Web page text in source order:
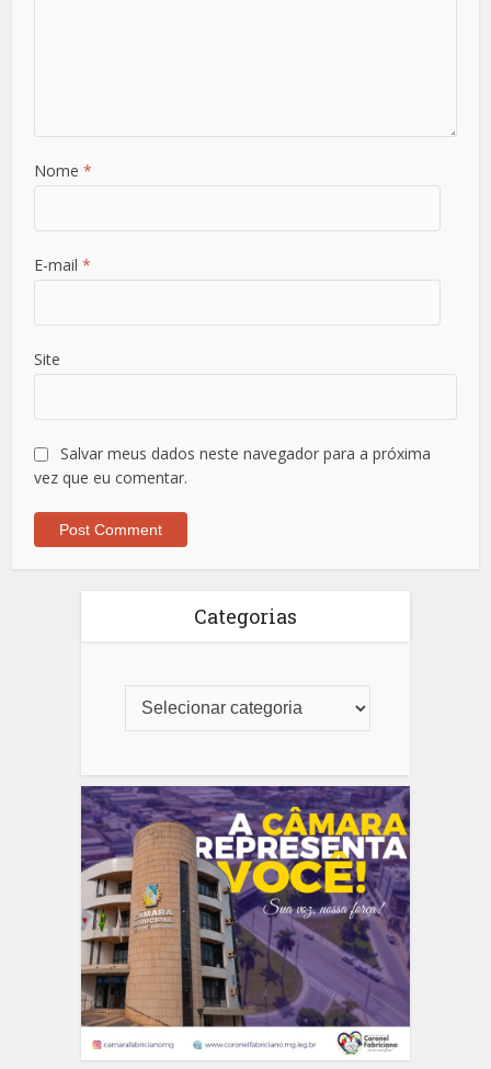
Nome*
E-mail*
Site
Salvar meus dados neste navegador para a próxima
vez que eu comentar.
Categorias